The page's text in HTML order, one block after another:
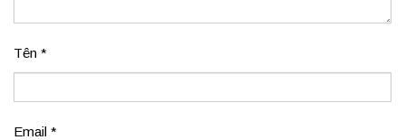
Tên *
Email *